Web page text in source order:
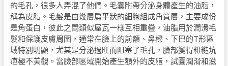
的毛孔，很多人弄混了他們。毛囊附帶分泌身體產生的油脂，
稱為皮脂。毛髮是由幾層扁平狀的細胞組成角質層，主要成份
是角蛋白，彼此之間類似屋瓦一樣互相重疊，油脂用於潤滑毛
髮和保護皮膚周圍，通常在臉上的前額、鼻樑、下巴的T形區
域特別明顯，尤其是分泌過旺而阻塞了毛孔，臉部變得粗糙坑
疤極不美觀。當臉部區域開始產生額外的皮脂，試圖潤滑和滋